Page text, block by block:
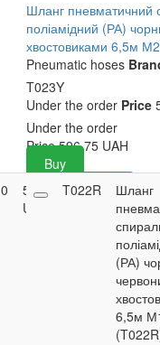
Шланг пневматичний
поліамідний (РА)
хвостовиками 6,5м
Pneumatic hoses
T023Y
Under the order Price
Under the order
Price 596.75 UAH
Buy
0
579.15
UAH
Buy
T022R
Шланг
(РА)
6,5м